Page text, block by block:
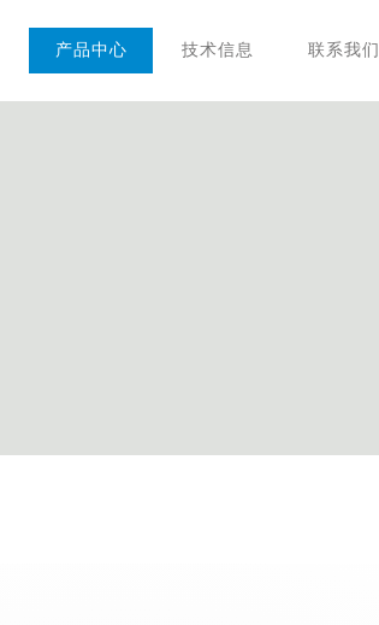
产品中心 技术信息 联系我们